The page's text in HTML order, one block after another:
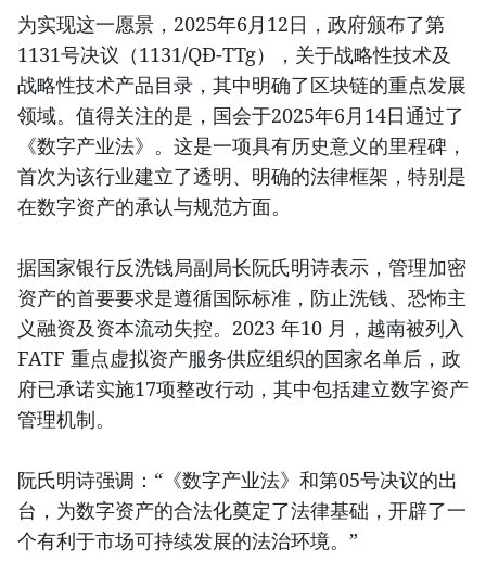
为实现这一愿景，2025年6月12日，政府颁布了第
1131号决议（1131/QĐ-TTg），关于战略性技术及
战略性技术产品目录，其中明确了区块链的重点发展
领域。值得关注的是，国会于2025年6月14日通过了
《数字产业法》。这是一项具有历史意义的里程碑，
首次为该行业建立了透明、明确的法律框架，特别是
在数字资产的承认与规范方面。
据国家银行反洗钱局副局长阮氏明诗表示，管理加密
资产的首要要求是遵循国际标准，防止洗钱、恐怖主
义融资及资本流动失控。2023 年10 月，越南被列入
FATF 重点虚拟资产服务供应组织的国家名单后，政
府已承诺实施17项整改行动，其中包括建立数字资产
管理机制。
阮氏明诗强调：“《数字产业法》和第05号决议的出
台，为数字资产的合法化奠定了法律基础，开辟了一
个有利于市场可持续发展的法治环境。”